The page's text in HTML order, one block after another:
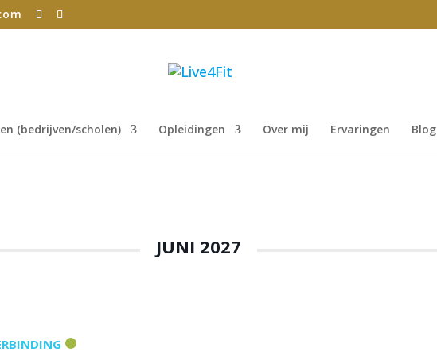
(bedrijven/scholen) Opleidingen Over mij Ervaringen Blog
JUNI 2027